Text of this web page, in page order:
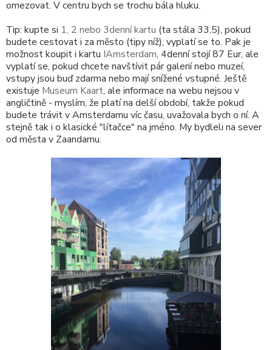
omezovat. V centru bych se trochu bála hluku.
Tip: kupte si 1, 2 nebo 3denní kartu (ta stála 33,5), pokud
budete cestovat i za město (tipy níž), vyplatí se to. Pak je
možnost koupit i kartu IAmsterdam, 4denní stojí 87 Eur, ale
vyplatí se, pokud chcete navštívit pár galerií nebo muzeí,
vstupy jsou buď zdarma nebo mají snížené vstupné. Ještě
existuje Museum Kaart, ale informace na webu nejsou v
angličtině - myslím, že platí na delší období, takže pokud
budete trávit v Amsterdamu víc času, uvažovala bych o ní. A
stejně tak i o klasické "lítačce" na jméno. My bydleli na sever
od města v Zaandamu.